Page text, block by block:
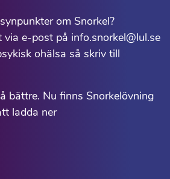
om Snorkel?
e-post på info.snorkel@lul.se
ohälsa så skriv till
bättre. Nu finns Snorkelövning
ladda ner